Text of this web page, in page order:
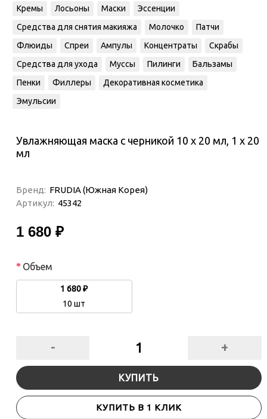
Кремы
Лосьоны Маски
Эссенции
Средства для снятия макияжа
Молочко
Патчи
Флюиды
Спреи Ампулы Концентраты
Скрабы
Средства для ухода
Муссы Пилинги
Бальзамы
Пенки
Филлеры
Декоративная косметика
Эмульсии
Увлажняющая маска с черникой 10 х 20 мл, 1 х 20
мл
Бренд: FRUDIA (Южная Корея)
Артикул: 45342
1 680 ₽
Объем
1 680 ₽
10 шт
- +
КУПИТЬ
КУПИТЬ В 1 КЛИК